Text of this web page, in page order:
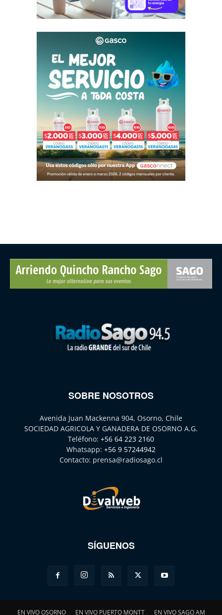
SOBRE NOSOTROS
Avenida Juan Mackenna 904, Osorno, Chile
SOCIEDAD AGRICOLA Y GANADERA DE OSORNO A.G.
Teléfono: +56 64 223 2160
Whatsapp: +56 9 57244942
Contacto: prensa@radiosago.cl
SÍGUENOS
EN VIVO OSORNO EN VIVO PUERTO MONTT EN VIVO SAGO AM